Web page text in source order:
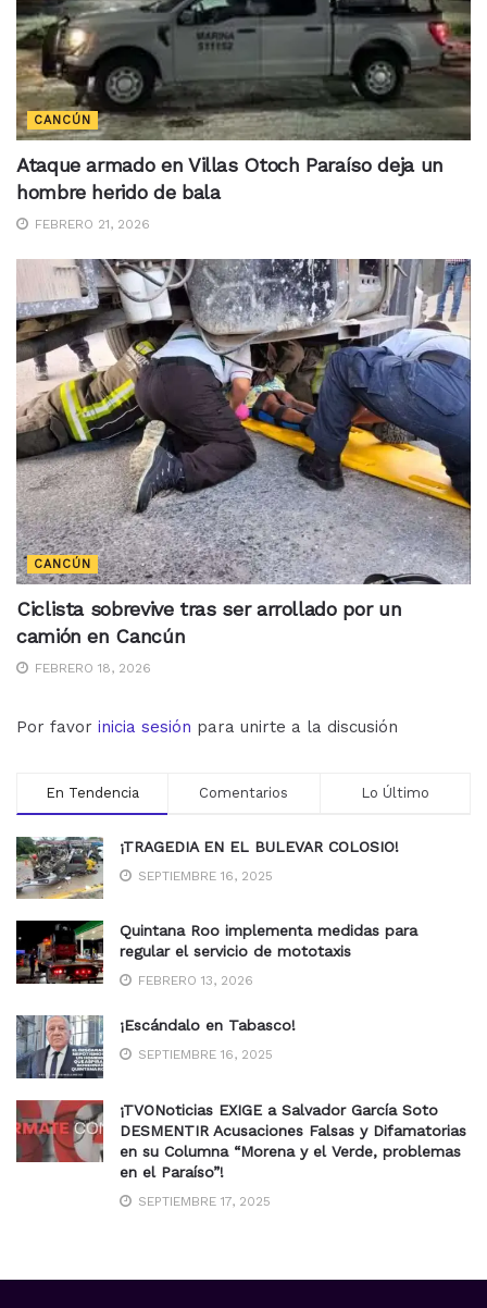
CANCÚN
Ataque armado en Villas Otoch Paraíso deja un
hombre herido de bala
FEBRERO 21, 2026
CANCÚN
Ciclista sobrevive tras ser arrollado por un
camión en Cancún
FEBRERO 18, 2026
Por favor inicia sesión para unirte a la discusión
En Tendencia Comentarios Lo Último
¡TRAGEDIA EN EL BULEVAR COLOSIO!
SEPTIEMBRE 16, 2025
Quintana Roo implementa medidas para
regular el servicio de mototaxis
FEBRERO 13, 2026
¡Escándalo en Tabasco!
SEPTIEMBRE 16, 2025
¡TVONoticias EXIGE a Salvador García Soto
DESMENTIR Acusaciones Falsas y Difamatorias
en su Columna “Morena y el Verde, problemas
en el Paraíso”!
SEPTIEMBRE 17, 2025